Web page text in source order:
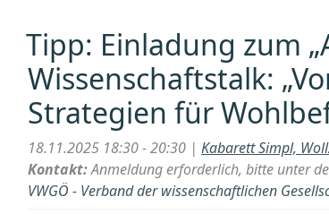
Jörg
Stolz:
„Gibt
es
eine
weltweite
Säkularisierung?
Zur
Zukunft
Tipp: Einladung zum
Wissenschaftstalk:
Strategien für
18.11.2025 18:30 - 20:30 | Kabarett Simpl,
Kontakt:Anmeldung erforderlich, bitte unter
VWGÖ - Verband der wissenschaftlichen